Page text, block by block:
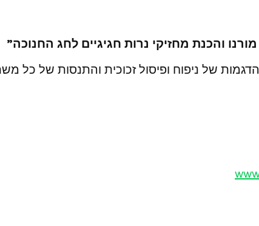
והכנת מחזיקי נרות חגיגיים לחג החנוכה”
ניפוח ופיסול זכוכית והתנסות של כל משתתף בעבודת מבער